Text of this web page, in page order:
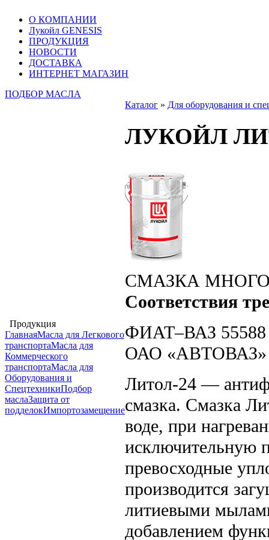
О КОМПАНИИ
Лукойл GENESIS
ПРОДУКЦИЯ
НОВОСТИ
ДОСТАВКА
ИНТЕРНЕТ МАГАЗИН
ПОДБОР МАСЛА
Продукция
ГлавнаяМасла для Легкового
транспортаМасла для
Коммерческого
транспортаМасла для
Оборудования и
CпецтехникиПодбор
маслаЗащита от
подделокИмпортозамещение
Каталог » Для оборудования и
ЛУКОЙЛ
СМАЗКА
Соответствия
ФИАТ–ВАЗ 55588
ОАО «АВТОВАЗ»
Литол-24 —
смазка. Смазка
воде, при
исключительную
превосходные
производится
литиевыми
добавлением